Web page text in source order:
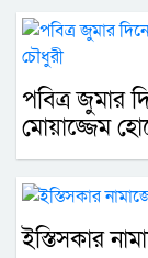
পবিত্র
মোয়াজ্জেম
ইস্তিসকার